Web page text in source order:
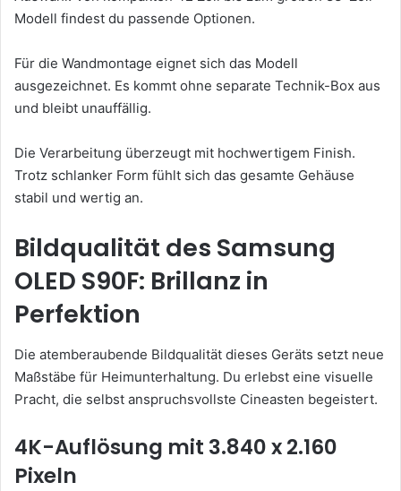
Modell findest du passende Optionen.
Für die Wandmontage eignet sich das Modell
ausgezeichnet. Es kommt ohne separate Technik-Box aus
und bleibt unauffällig.
Die Verarbeitung überzeugt mit hochwertigem Finish.
Trotz schlanker Form fühlt sich das gesamte Gehäuse
stabil und wertig an.
Bildqualität des Samsung
OLED S90F: Brillanz in
Perfektion
Die atemberaubende Bildqualität dieses Geräts setzt neue
Maßstäbe für Heimunterhaltung. Du erlebst eine visuelle
Pracht, die selbst anspruchsvollste Cineasten begeistert.
4K-Auflösung mit 3.840 x 2.160
Pixeln